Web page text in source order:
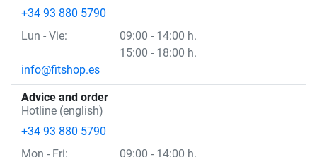
+34 93 880 5790
Lun - Vie:
09:00 - 14:00 h.
15:00 - 18:00 h.
info@fitshop.es
Advice and order
Hotline (english)
+34 93 880 5790
Mon - Fri:
09:00 - 14:00 h.